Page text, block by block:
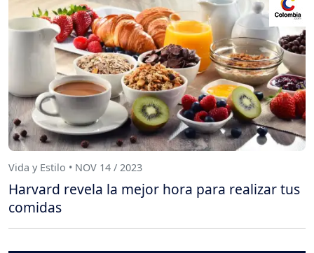
Vida y Estilo • NOV 14 / 2023
Harvard revela la mejor hora para realizar tus
comidas